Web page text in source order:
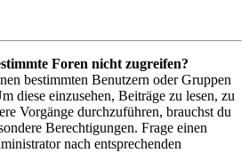
Foren nicht zugreifen?
bestimmten Benutzern oder Gruppen
diese einzusehen, Beiträge zu lesen, zu
Vorgänge durchzuführen, brauchst du
Berechtigungen. Frage einen
nach entsprechenden